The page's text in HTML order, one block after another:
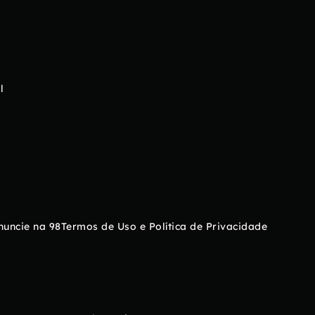
na 98Termos de Uso e Política de Privacidade